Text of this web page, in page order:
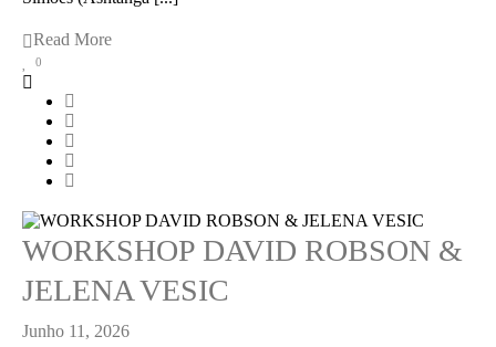
Read More
0
WORKSHOP DAVID ROBSON &
JELENA VESIC
Junho 11, 2026